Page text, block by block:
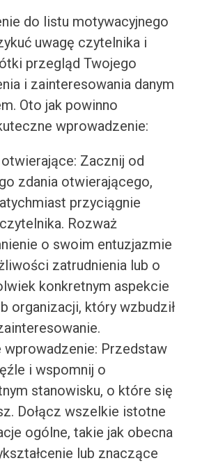
do listu motywacyjnego
uwagę czytelnika i
przegląd Twojego
i zainteresowania danym
Oto jak powinno
wprowadzenie:
Zacznij od
zdania otwierającego,
przyciągnie
Rozważ
o swoim entuzjazmie
zatrudnienia lub o
konkretnym aspekcie
organizacji, który wzbudził
wprowadzenie: Przedstaw
i wspomnij o
stanowisku, o które się
Dołącz wszelkie istotne
ogólne, takie jak obecna
lub znaczące